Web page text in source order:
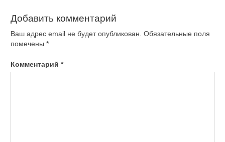
Добавить комментарий
Ваш адрес email не будет опубликован. Обязательные поля
помечены *
Комментарий *